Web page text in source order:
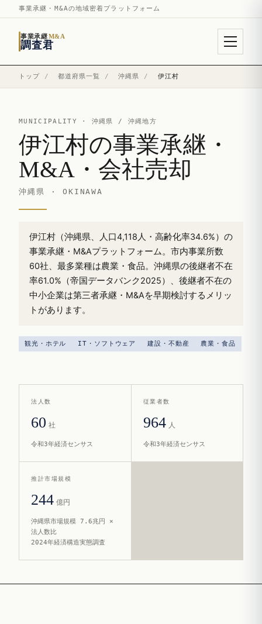
事業承継・M&Aの地域密着プラットフォーム
事業承継M&A
調査君
トップ / 都道府県一覧 / 沖縄県 / 伊江村
MUNICIPALITY · 沖縄県 / 沖縄地方
伊江村の事業承継・
M&A・会社売却
沖縄県 · OKINAWA
伊江村（沖縄県、人口4,118人・高齢化率34.6%）の
事業承継・M&Aプラットフォーム。市内事業所数
60社、最多業種は農業・食品。沖縄県の後継者不在
率61.0%（帝国データバンク2025）、後継者不在の
中小企業は第三者承継・M&Aを早期検討するメリッ
トがあります。
観光・ホテル IT・ソフトウェア 建設・不動産 農業・食品
法人数
60 社
令和3年経済センサス
従業者数
964 人
令和3年経済センサス
推計市場規模
244 億円
沖縄県市場規模 7.6兆円 ×
法人数比
2024年経済構造実態調査